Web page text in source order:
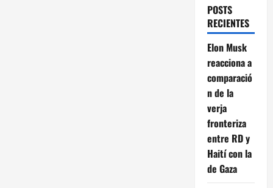
POSTS
RECIENTES
Elon Musk
reacciona a
comparació
n de la
verja
fronteriza
entre RD y
Haití con la
de Gaza